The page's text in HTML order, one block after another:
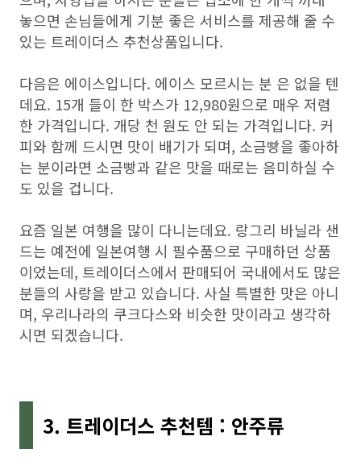
놓으면 손님들에게 기분 좋은 서비스를 제공해 줄 수
있는 트레이더스 추천상품입니다.
다음은 에이스입니다. 에이스 모르시는 분 은 없을 텐
데요. 15개 들이 한 박스가 12,980원으로 매우 저렴
한 가격입니다. 개당 천 원도 안 되는 가격입니다. 커
피와 함께 드시면 맛이 배기가 되며, 소금빵을 좋아하
는 분이라면 소금빵과 같은 맛을 때로는 음미하실 수
도 있을 겁니다.
요즘 일본 여행을 많이 다니는데요. 랑그리 바닐라 샌
드는 예전에 일본여행 시 필수품으로 구매하던 상품
이었는데, 트레이더스에서 판매되어 국내에서도 많은
분들의 사랑을 받고 있습니다. 사실 특별한 맛은 아니
며, 우리나라의 쿠크다스와 비슷한 맛이라고 생각하
시면 되겠습니다.
3. 트레이더스 추천템 : 안주류